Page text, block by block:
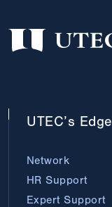
UTEC’s Edge
Network
HR Support
Expert Support